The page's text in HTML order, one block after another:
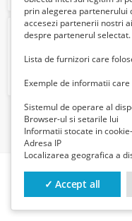
prin alegerea partenerului
accesezi partenerii nostri
despre partenerul selectat.
Lista de furnizori care
Exemple de informatii
Sistemul de operare al
Browser-ul si setarile lui
Informatii stocate in
Adresa IP
Localizarea geografica a
✓ Accept all